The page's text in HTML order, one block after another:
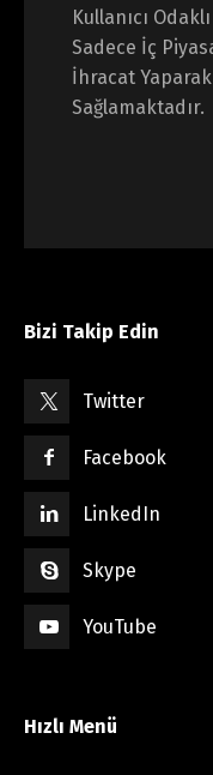
Kullanıcı
Sadece İç
İhracat
Sağlamaktadır.
Bizi Takip Edin
Twitter
Facebook
LinkedIn
Skype
YouTube
Hızlı Menü